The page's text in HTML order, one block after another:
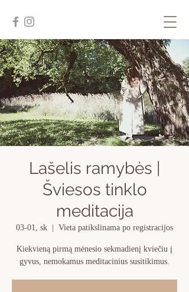
Lašelis ramybės |
Šviesos tinklo
meditacija
03-01, sk Vieta patikslinama po registracijos
Kiekvieną pirmą mėnesio sekmadienį kviečiu į
gyvus, nemokamus meditacinius susitikimus.